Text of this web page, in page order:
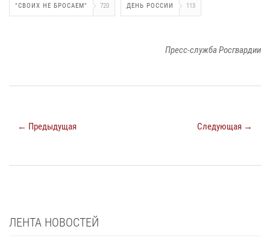
"СВОИХ НЕ БРОСАЕМ" 720 ДЕНЬ РОССИИ 113
Пресс-служба Росгвардии
← Предыдущая Следующая →
ЛЕНТА НОВОСТЕЙ